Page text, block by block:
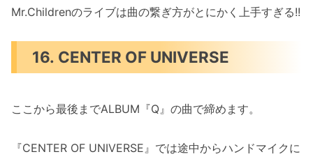
Mr.Childrenのライブは曲の繋ぎ方がとにかく上手すぎる!!
16. CENTER OF UNIVERSE
ここから最後までALBUM『Q』の曲で締めます。
『CENTER OF UNIVERSE』では途中からハンドマイクに